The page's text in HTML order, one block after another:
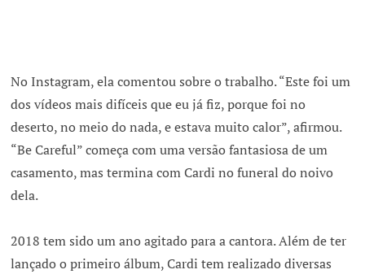
No Instagram, ela comentou sobre o trabalho. “Este foi um
dos vídeos mais difíceis que eu já fiz, porque foi no
deserto, no meio do nada, e estava muito calor”, afirmou.
“Be Careful” começa com uma versão fantasiosa de um
casamento, mas termina com Cardi no funeral do noivo
dela.
2018 tem sido um ano agitado para a cantora. Além de ter
lançado o primeiro álbum, Cardi tem realizado diversas